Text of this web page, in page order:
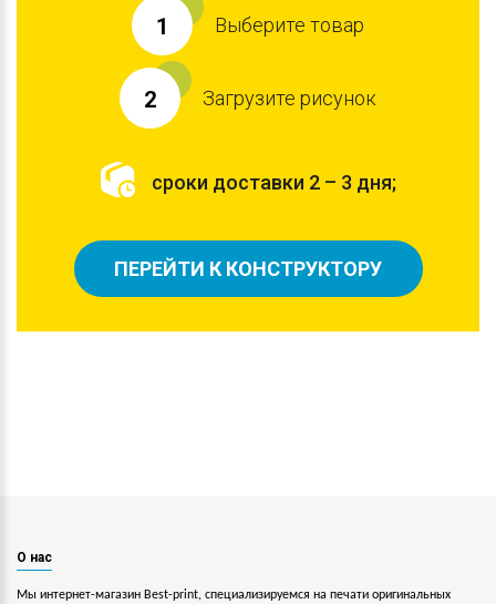
1 Выберите товар
2 Загрузите рисунок
сроки доставки 2 – 3 дня;
ПЕРЕЙТИ К КОНСТРУКТОРУ
О нас
Мы интернет-магазин Best-print, специализируемся на печати оригинальных